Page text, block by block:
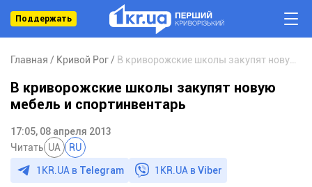
Поддержать
Главная Кривой Рог
В криворожские школы закупят новую
мебель и спортинвентарь
17:05, 08 апреля 2013
Читать UA RU
1KR.UA в Telegram 1KR.UA вViber